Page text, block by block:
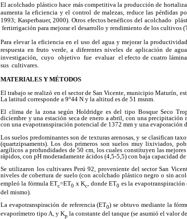
El acolchado plástico hace más competitiva la producción de
aumenta la eficiencia y el control de malezas, reduce las pérdidas
1993; Kasperbauer, 2000). Otros efectos benéficos del
fertirrigación para mejorar el desarrollo y rendimiento de los cultivos
Para elevar la eficiencia en el uso del agua y mejorar la
respuesta en fruto verde, a diferentes niveles de aplicación de
investigación, cuyo objetivo fue evaluar el efecto de cuatro
sus cultivares.
MATERIALES Y MÉTODOS
El trabajo se realizó en el sector de San Vicente, municipio Maturín,
La latitud corresponde a 9°44 N y la altitud es de 51 msnm.
El clima de la zona según Holdridge es del tipo Bosque Seco
diciembre y una estación seca de enero a abril, con una
con una evapotranspiración potencial de 1372 mm y una evaporación
Los suelos predominantes son de texturas arenosas, y se clasifican
(quartzipsaments). Los dos primeros son suelos muy lixiviados,
argílicos a profundidades de 50 cm, los cuales constituyen las
rápidos, con pH moderadamente ácidos (4,5-5,5) con baja capacidad
Se utilizaron los cultivares Perú 92, proveniente del sector San
niveles de cobertura de suelo (con acolchado plástico negro o sin
empleó la fórmulaETc=ET0 x Kc, donde ET0 es la
del mismo).
La evapotranspiración de referencia (ET0) se obtuvo mediante la
evaporímetro tipo A, y Kp la constante del tanque (se asumió el valor